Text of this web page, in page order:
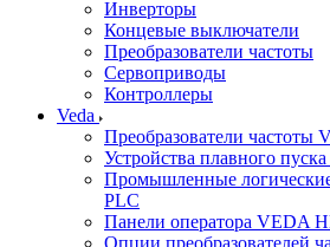
Инверторы
Концевые выключатели
Преобразователи частоты
Сервоприводы
Контроллеры
Veda
Преобразователи частоты
Устройства плавного
Промышленные
PLC
Панели оператора VEDA
Опции преобразователей